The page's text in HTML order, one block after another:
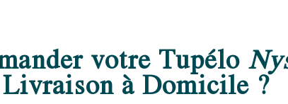
votre Tupélo
à Domicile ?